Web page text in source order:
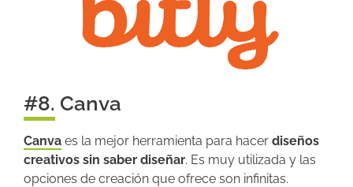
#8. Canva
Canva es la mejor herramienta para hacer diseños
creativos sin saber diseñar. Es muy utilizada y las
opciones de creación que ofrece son infinitas.